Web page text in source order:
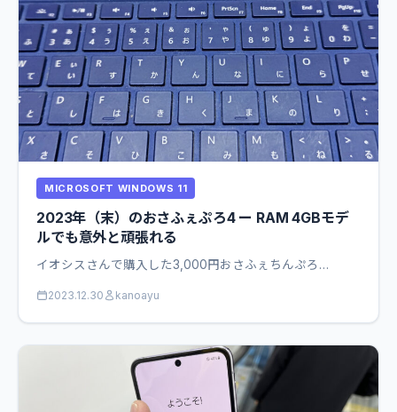
MICROSOFT WINDOWS 11
2023年（末）のおさふぇぷろ4 ー RAM 4GBモデ
ルでも意外と頑張れる
イオシスさんで購入した3,000円おさふぇちんぷろ…
2023.12.30 kanoayu